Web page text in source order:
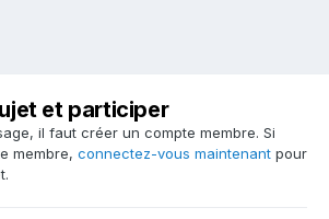
et participer
il faut créer un compte membre. Si
membre, connectez-vous maintenant pour